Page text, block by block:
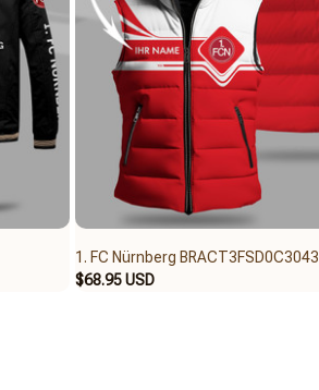
1. FC Nürnberg BRACT3FSD0C3043
$68.95 USD